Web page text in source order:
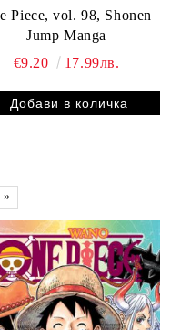
Piece, vol. 98, Shonen
Jump Manga
€9.20
17.99лв.
»